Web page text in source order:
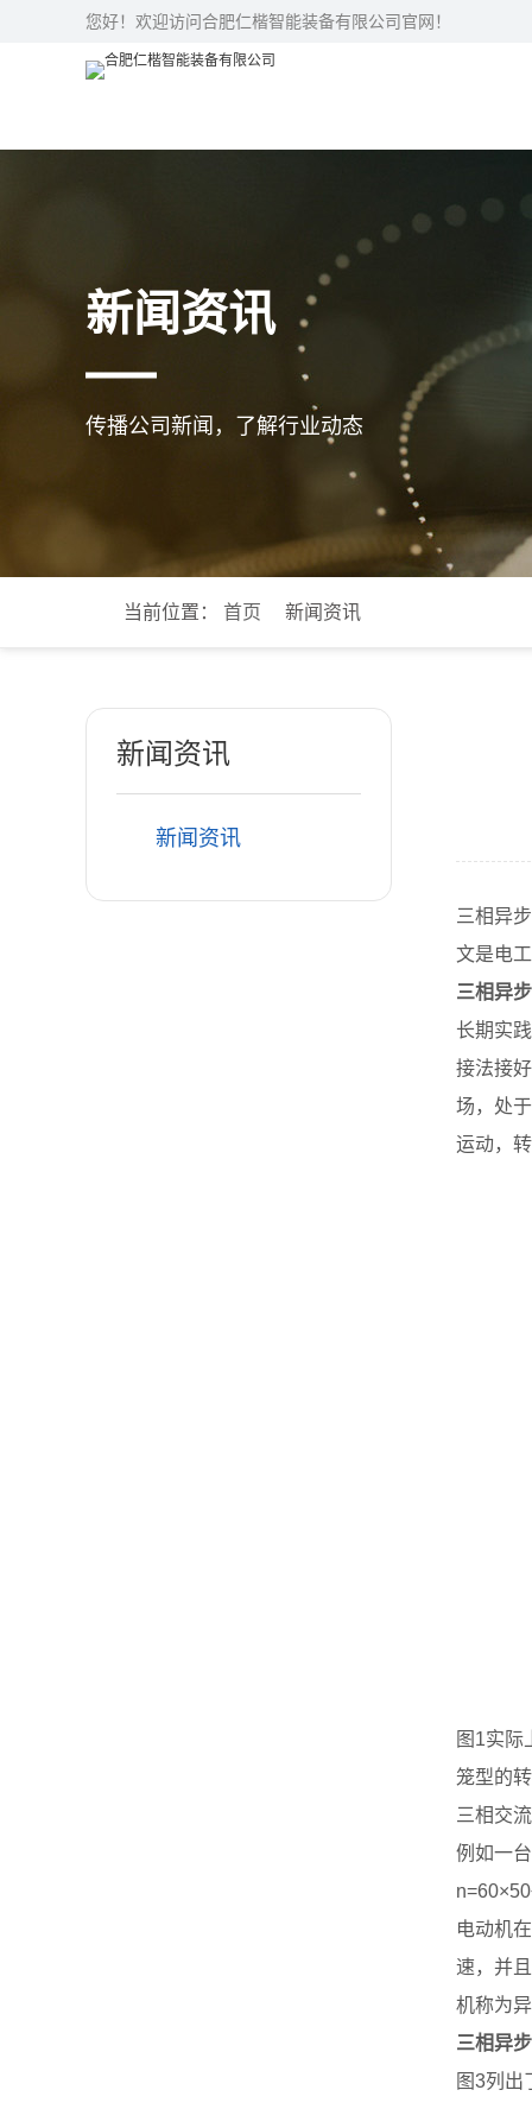
您好！欢迎访问合肥仁楷智能装备有限公司官网！
新闻资讯
传播公司新闻，了解行业动态
当前位置： 首页 新闻资讯
新闻资讯
新闻资讯
三相异
文是电
三相异
长期实
接法接
场，处
运动，
图1实际
笼型的
三相交
例如一
电动机
速，并
机称为
三相异
图3列出